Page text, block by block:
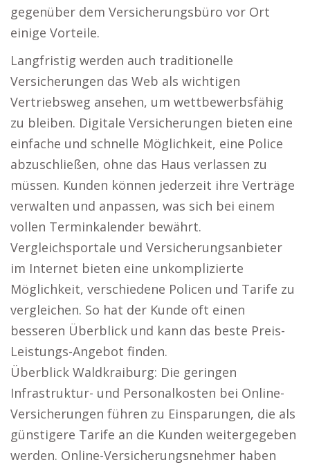
gegenüber dem Versicherungsbüro vor Ort
einige Vorteile.
Langfristig werden auch traditionelle
Versicherungen das Web als wichtigen
Vertriebsweg ansehen, um wettbewerbsfähig
zu bleiben. Digitale Versicherungen bieten eine
einfache und schnelle Möglichkeit, eine Police
abzuschließen, ohne das Haus verlassen zu
müssen. Kunden können jederzeit ihre Verträge
verwalten und anpassen, was sich bei einem
vollen Terminkalender bewährt.
Vergleichsportale und Versicherungsanbieter
im Internet bieten eine unkomplizierte
Möglichkeit, verschiedene Policen und Tarife zu
vergleichen. So hat der Kunde oft einen
besseren Überblick und kann das beste Preis-
Leistungs-Angebot finden.
Überblick Waldkraiburg: Die geringen
Infrastruktur- und Personalkosten bei Online-
Versicherungen führen zu Einsparungen, die als
günstigere Tarife an die Kunden weitergegeben
werden. Online-Versicherungsnehmer haben